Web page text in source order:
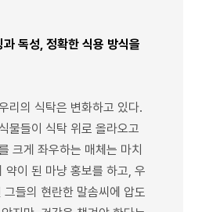
독성, 정확한 식용 방식을
리의 식탁은 변화하고 있다.
물들이 식탁 위로 올라오고
크게 좌우하는 매체는 마치
약이 된 마냥 홍보를 하고, 우
들의 현란한 말솜씨에 압도